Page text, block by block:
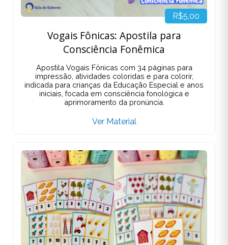
R$5,00
Vogais Fônicas: Apostila para
Consciência Fonêmica
Apostila Vogais Fônicas com 34 páginas para
impressão, atividades coloridas e para colorir,
indicada para crianças da Educação Especial e anos
iniciais, focada em consciência fonológica e
aprimoramento da pronúncia.
Ver Material